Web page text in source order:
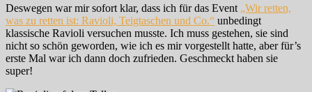
Deswegen war mir sofort klar, dass ich für das Event „Wir retten,
was zu retten ist: Ravioli, Teigtaschen und Co.“ unbedingt
klassische Ravioli versuchen musste. Ich muss gestehen, sie sind
nicht so schön geworden, wie ich es mir vorgestellt hatte, aber für’s
erste Mal war ich dann doch zufrieden. Geschmeckt haben sie
super!